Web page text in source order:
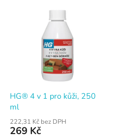
HG® 4 v 1 pro kůži, 250
ml
222,31 Kč bez DPH
269 Kč